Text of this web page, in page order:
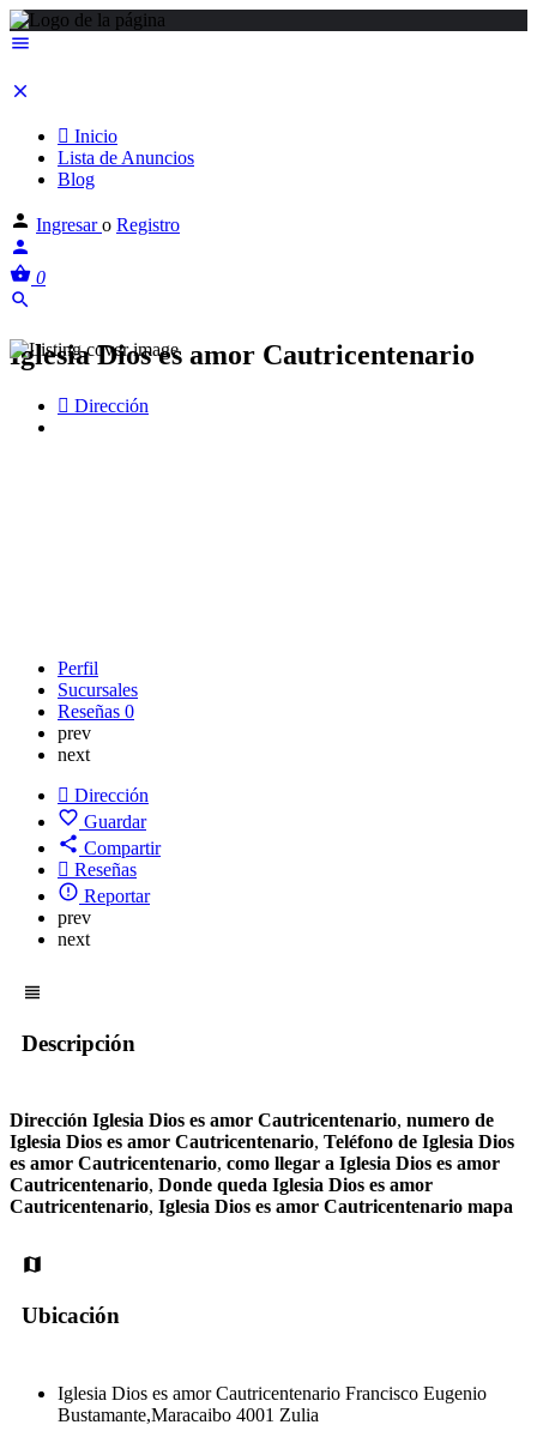
Inicio
Lista de Anuncios
Blog
Ingresaro Registro
0
Iglesia Dios es amor Cautricentenario
Dirección
Perfil
Sucursales
Reseñas 0
prev
next
Dirección
Guardar
Compartir
Reseñas
Reportar
prev
next
Descripción
Dirección Iglesia Dios es amor Cautricentenario, numero de
Iglesia Dios es amor Cautricentenario, Teléfono de Iglesia Dios
es amor Cautricentenario, como llegar a Iglesia Dios es amor
Cautricentenario, Donde queda Iglesia Dios es amor
Cautricentenario, Iglesia Dios es amor Cautricentenario mapa
Ubicación
Iglesia Dios es amor Cautricentenario Francisco Eugenio
Bustamante,Maracaibo 4001 Zulia